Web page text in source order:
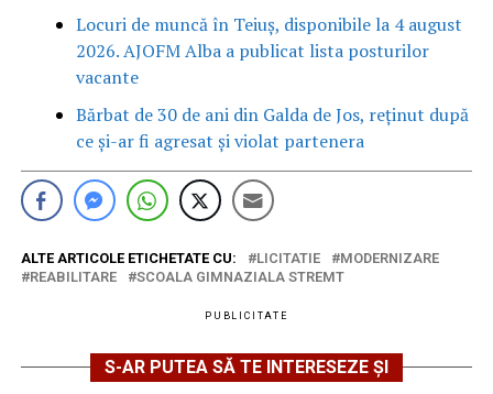
Locuri de muncă în Teiuș, disponibile la 4 august
2026. AJOFM Alba a publicat lista posturilor
vacante
Bărbat de 30 de ani din Galda de Jos, reținut după
ce și-ar fi agresat și violat partenera
ALTE ARTICOLE ETICHETATE CU: LICITATIE
MODERNIZARE
REABILITARE
SCOALA GIMNAZIALA STREMT
PUBLICITATE
S-AR PUTEA SĂ TE INTERESEZE ȘI